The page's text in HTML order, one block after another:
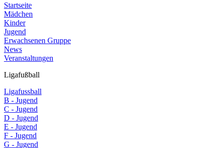
Startseite
Mädchen
Kinder
Jugend
Erwachsenen Gruppe
News
Veranstaltungen
Ligafußball
Ligafussball
B - Jugend
C - Jugend
D - Jugend
E - Jugend
F - Jugend
G - Jugend